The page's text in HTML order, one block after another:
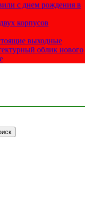
с днем рождения в
корпусов
выходные
облик нового